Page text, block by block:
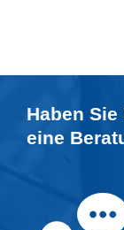
Haben
eine